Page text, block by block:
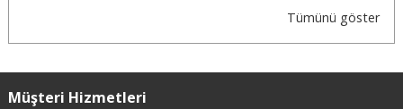
Tümünü göster
Müşteri Hizmetleri